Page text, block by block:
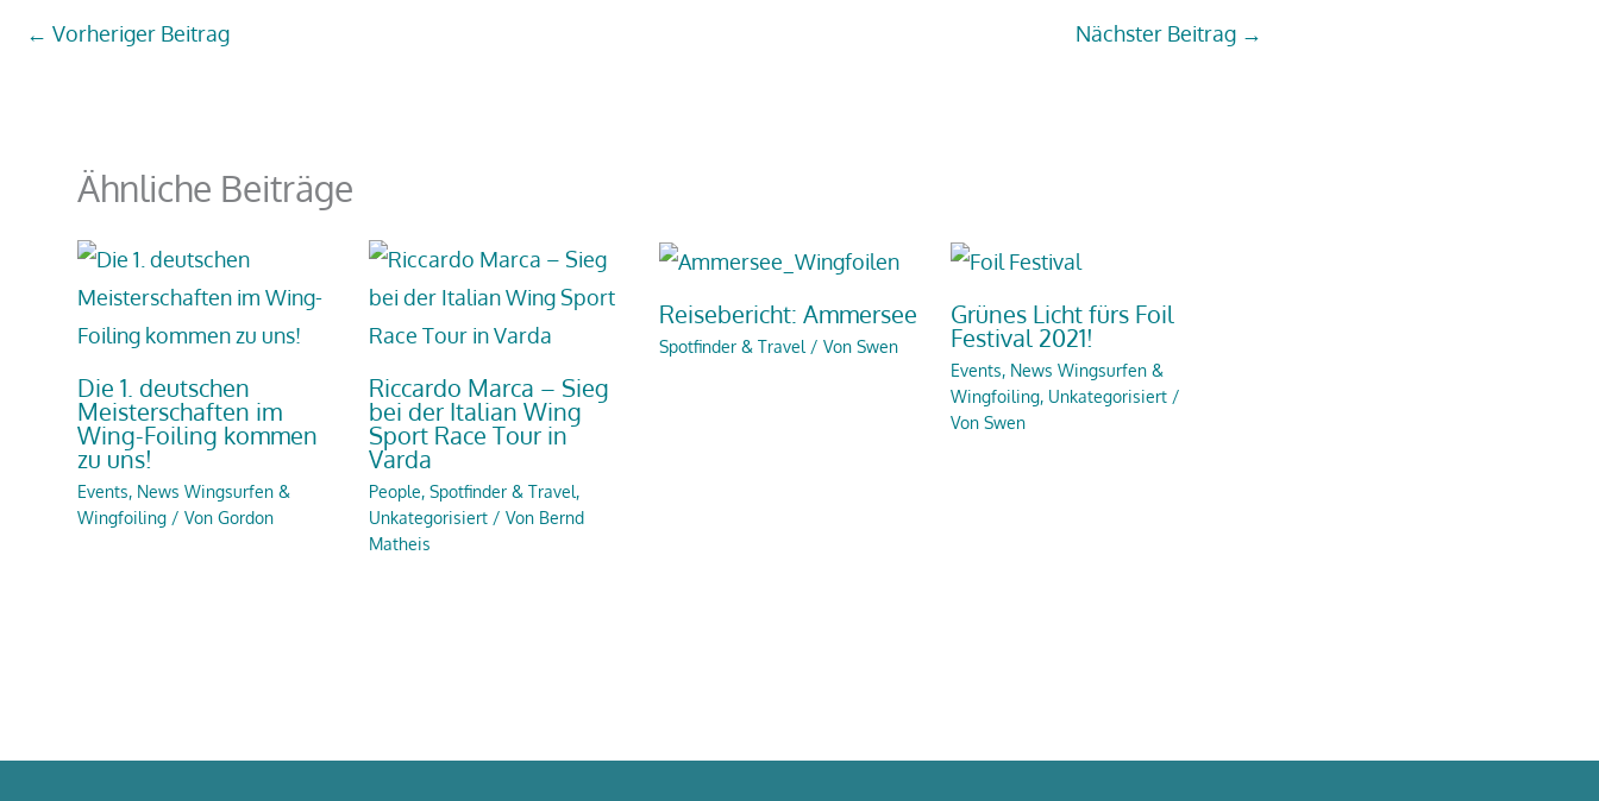
← Vorheriger Beitrag Nächster Beitrag →
Ähnliche Beiträge
Die 1. deutschen
Meisterschaften im
Wing-Foiling kommen
zu uns!
Events, News Wingsurfen &
Wingfoiling / Von Gordon
Riccardo Marca – Sieg
bei der Italian Wing
Sport Race Tour in
Varda
People, Spotfinder & Travel,
Unkategorisiert/ Von Bernd
Matheis
Reisebericht: Ammersee
Spotfinder & Travel / VonSwen
Grünes Licht fürs Foil
Festival 2021!
Events, News Wingsurfen &
Wingfoiling, Unkategorisiert/
Von Swen